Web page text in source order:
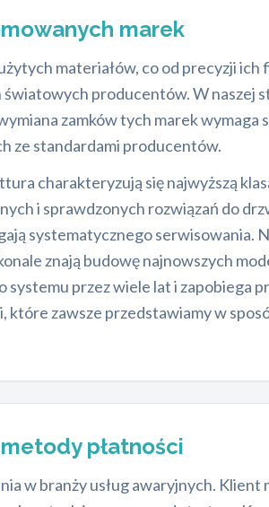
marek
materiałów, co od precyzji ich
producentów. W naszej
zamków tych marek
ze standardami producentów.
charakteryzują się najwyższą
i sprawdzonych rozwiązań do
systematycznego
znają budowę najnowszych
systemu przez wiele lat i
zawsze przedstawiamy w
płatności
w branży usług awaryjnych. Klient